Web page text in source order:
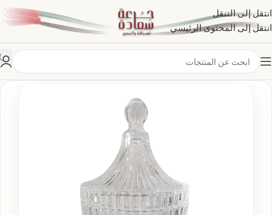
انتقل إلى التنقل
انتقل إلى المحتوى الرئيسي